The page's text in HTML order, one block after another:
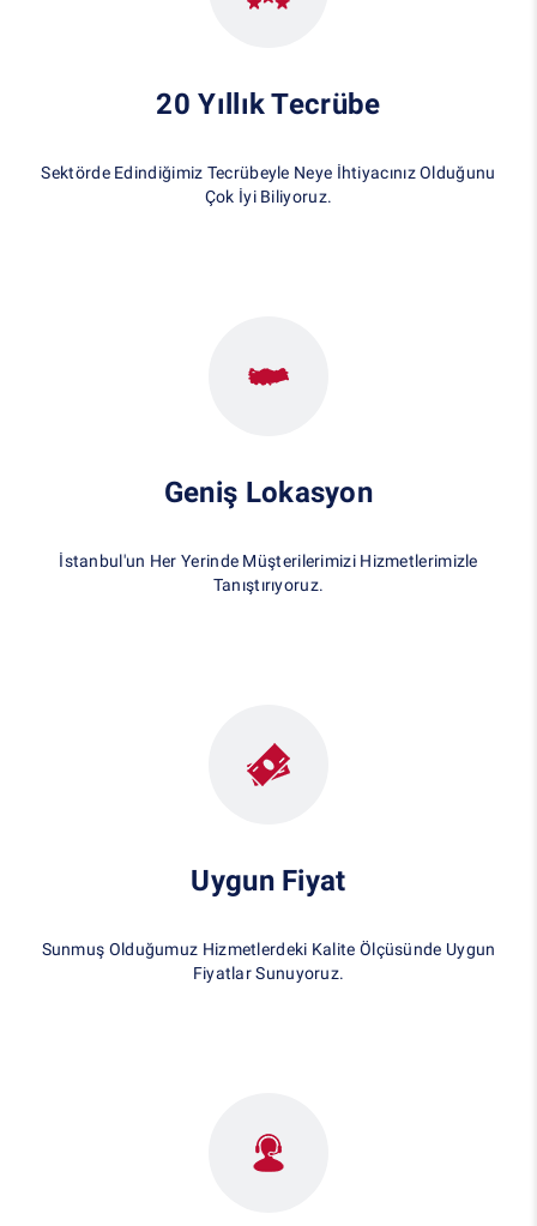
20 Yıllık Tecrübe
Sektörde Edindiğimiz Tecrübeyle Neye İhtiyacınız Olduğunu
Çok İyi Biliyoruz.
Geniş Lokasyon
İstanbul'un Her Yerinde Müşterilerimizi Hizmetlerimizle
Tanıştırıyoruz.
Uygun Fiyat
Sunmuş Olduğumuz Hizmetlerdeki Kalite Ölçüsünde Uygun
Fiyatlar Sunuyoruz.